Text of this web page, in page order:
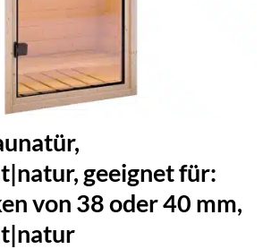
geeignet für:
von 38 oder 40 mm,